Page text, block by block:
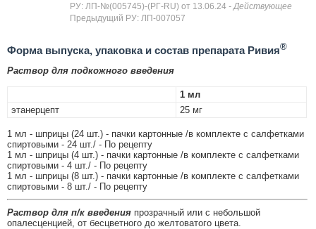
РУ: ЛП-№(005745)-(РГ-RU) от 13.06.24 - Действующее
Предыдущий РУ: ЛП-007057
Форма выпуска, упаковка и состав препарата Ривия®
Раствор для подкожного введения
1 мл
этанерцепт
25 мг
1 мл - шприцы (24 шт.) - пачки картонные /в комплекте с салфетками
спиртовыми - 24 шт./ - По рецепту
1 мл - шприцы (4 шт.) - пачки картонные /в комплекте с салфетками
спиртовыми - 4 шт./ - По рецепту
1 мл - шприцы (8 шт.) - пачки картонные /в комплекте с салфетками
спиртовыми - 8 шт./ - По рецепту
Раствор для п/к введения прозрачный или с небольшой
опалесценцией, от бесцветного до желтоватого цвета.